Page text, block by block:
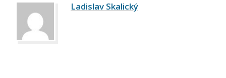
Ladislav Skalický